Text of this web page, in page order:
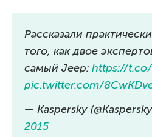
Рассказали
того, как двое
самый Jeep: https://
pic.twitter.com/
— Kaspersky
2015